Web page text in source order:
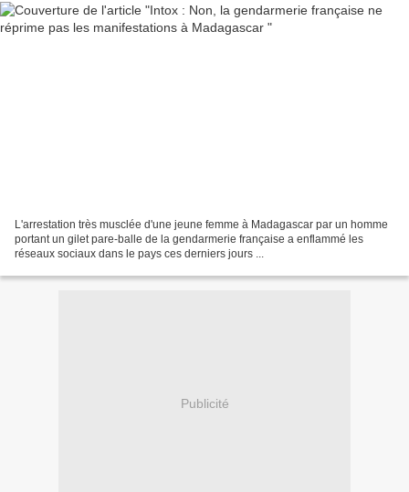
L'arrestation très musclée d'une jeune femme à Madagascar par un homme
portant un gilet pare-balle de la gendarmerie française a enflammé les
réseaux sociaux dans le pays ces derniers jours ...
Publicité